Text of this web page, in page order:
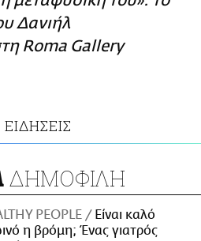
Δανιήλ
Roma Gallery
ΔΗΜΟΦΙΛΗ
PEOPLE
Είναι καλό
η βρόμη; Ένας γιατρός